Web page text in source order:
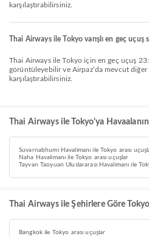
karşılaştırabilirsiniz.
Thai Airways ile Tokyo varışlı en geç uçuş
Thai Airways ile Tokyo için en geç uçuş 23:55 saatinde kalkar. Bu programı
görüntüleyebilir ve Airpaz’da mevcut diğer
karşılaştırabilirsiniz.
Thai Airways ile Tokyo'ya
Suvarnabhumi Havalimanı ile Tokyo arası
Naha Havalimanı ile Tokyo arası uçuşlar
Tayvan Taoyuan Uluslararası Havalimanı ile
Thai Airways ile Şehirlere Göre
Bangkok ile Tokyo arası uçuşlar